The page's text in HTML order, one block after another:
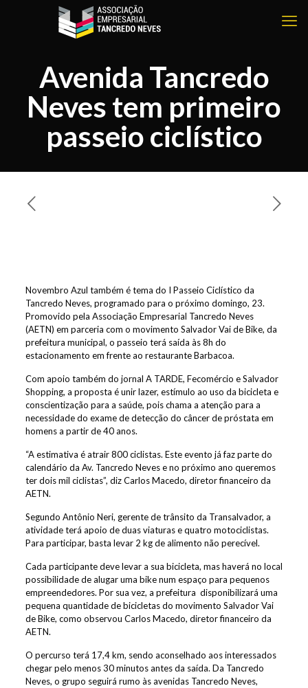
Avenida Tancredo
Neves tem primeiro
passeio ciclístico
Novembro Azul também é tema do I Passeio Ciclístico da
Tancredo Neves, programado para o próximo domingo, 23.
Promovido pela Associação Empresarial Tancredo Neves
(AETN) em parceria com o movimento Salvador Vai de Bike, da
prefeitura municipal, o passeio terá saída às 8h do
estacionamento em frente ao restaurante Barbacoa.
Com apoio também do jornal A TARDE, Fecomércio e Salvador
Shopping, a proposta é unir lazer, estímulo ao uso da bicicleta e
conscientização para a saúde, pois chama a atenção para a
necessidade do exame de detecção do câncer de próstata em
homens a partir de 40 anos.
“A estimativa é atrair 800 ciclistas. Este evento já faz parte do
calendário da Av. Tancredo Neves e no próximo ano queremos
ter dois mil ciclistas”, diz Carlos Macedo, diretor financeiro da
AETN.
Segundo Antônio Neri, gerente de trânsito da Transalvador, a
atividade terá apoio de duas viaturas e quatro motociclistas.
Para participar, basta levar 2 kg de alimento não perecível.
Cada participante deve levar a sua bicicleta, mas haverá no local
possibilidade de alugar uma bike num espaço para pequenos
empreendedores. Por sua vez, a prefeitura disponibilizará uma
pequena quantidade de bicicletas do movimento Salvador Vai
de Bike, como observou Carlos Macedo, diretor financeiro da
AETN.
O percurso terá 17,4 km, sendo aconselhado aos interessados
chegar pelo menos 30 minutos antes da saída. Da Tancredo
Neves, o grupo seguirá rumo às avenidas Tancredo Neves,